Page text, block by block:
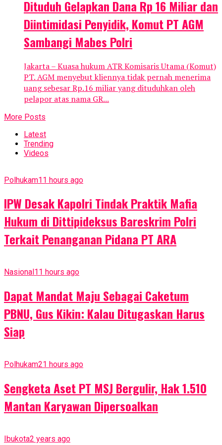
Dituduh Gelapkan Dana Rp 16 Miliar dan
Diintimidasi Penyidik, Komut PT AGM
Sambangi Mabes Polri
Jakarta – Kuasa hukum ATR Komisaris Utama (Komut)
PT. AGM menyebut kliennya tidak pernah menerima
uang sebesar Rp.16 miliar yang dituduhkan oleh
pelapor atas nama GR...
More Posts
Latest
Trending
Videos
Polhukam11 hours ago
IPW Desak Kapolri Tindak Praktik Mafia
Hukum di Dittipideksus Bareskrim Polri
Terkait Penanganan Pidana PT ARA
Nasional 11 hours ago
Dapat Mandat Maju Sebagai Caketum
PBNU, Gus Kikin: Kalau Ditugaskan Harus
Siap
Polhukam21 hours ago
Sengketa Aset PT MSJ Bergulir, Hak 1.510
Mantan Karyawan Dipersoalkan
Ibukota2 years ago